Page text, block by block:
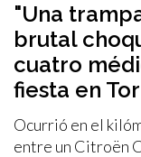
"Una
brutal
cuatro
fiesta en
Ocurrió en el
entre un Citroën